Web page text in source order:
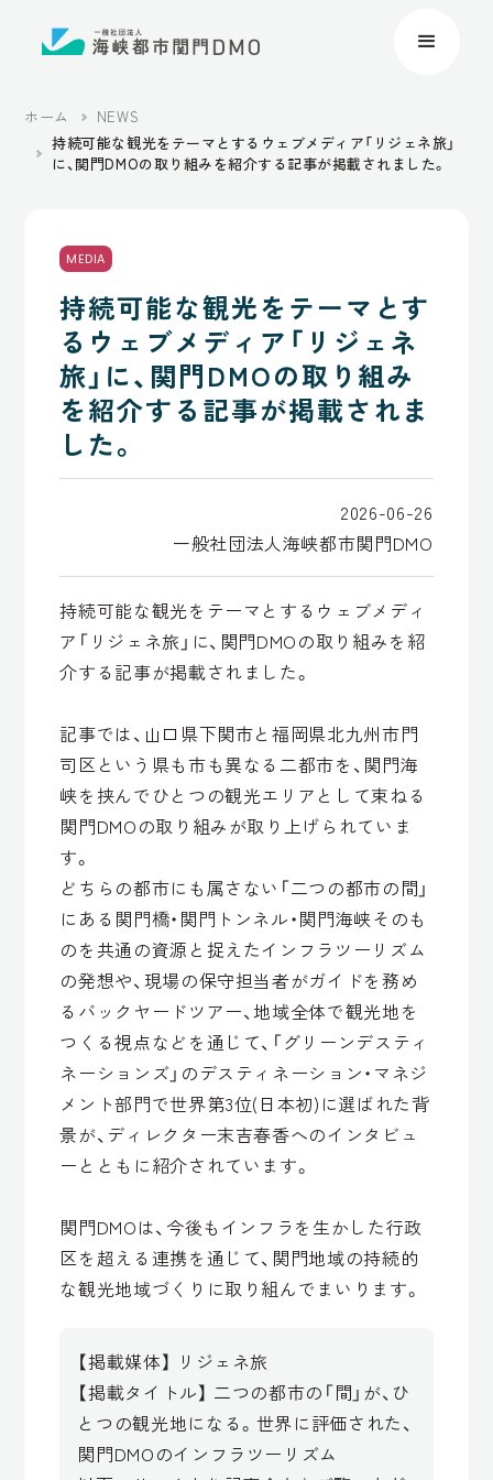
ホーム
NEWS
持続可能な観光をテーマとするウェブメディア「リジェネ旅」
に、関門DMOの取り組みを紹介する記事が掲載されました。
MEDIA
持続可能な観光をテーマとす
るウェブメディア「リジェネ
旅」に、関門DMOの取り組み
を紹介する記事が掲載されま
した。
2026-06-26
一般社団法人海峡都市関門DMO
持続可能な観光をテーマとするウェブメディ
ア「リジェネ旅」に、関門DMOの取り組みを紹
介する記事が掲載されました。
記事では、山口県下関市と福岡県北九州市門
司区という県も市も異なる二都市を、関門海
峡を挟んでひとつの観光エリアとして束ねる
関門DMOの取り組みが取り上げられていま
す。
どちらの都市にも属さない「二つの都市の間」
にある関門橋・関門トンネル・関門海峡そのも
のを共通の資源と捉えたインフラツーリズム
の発想や、現場の保守担当者がガイドを務め
るバックヤードツアー、地域全体で観光地を
つくる視点などを通じて、「グリーンデスティ
ネーションズ」のデスティネーション・マネジ
メント部門で世界第3位(日本初)に選ばれた背
景が、ディレクター末吉春香へのインタビュ
ーとともに紹介されています。
関門DMOは、今後もインフラを生かした行政
区を超える連携を通じて、関門地域の持続的
な観光地域づくりに取り組んでまいります。
【掲載媒体】 リジェネ旅
【掲載タイトル】 二つの都市の「間」が、ひ
とつの観光地になる。世界に評価された、
関門DMOのインフラツーリズム